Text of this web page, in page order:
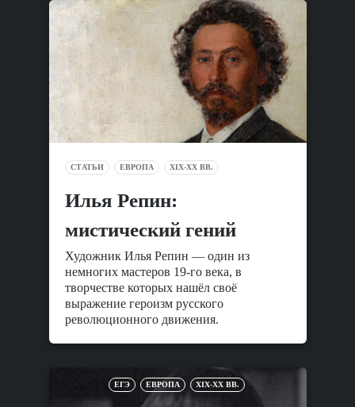
СТАТЬИ ЕВРОПА XIX-XX ВВ.
Илья Репин:
мистический гений
Художник Илья Репин — один из
немногих мастеров 19-го века, в
творчестве которых нашёл своё
выражение героизм русского
революционного движения.
ЕГЭ ЕВРОПА XIX-XX ВВ.